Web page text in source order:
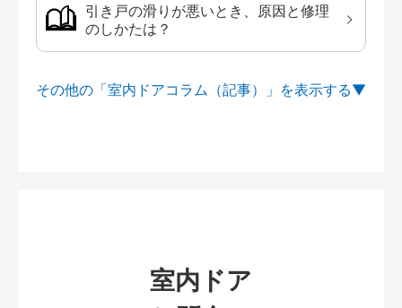
引き戸の滑りが悪いとき、原因と修理
のしかたは？
その他の「室内ドアコラム（記事）」を
室内ドア